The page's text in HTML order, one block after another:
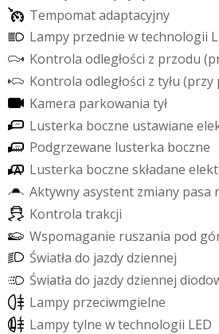
Tempomatadaptacyjny
Lampy przednie wtechnologii L
Kontrola odległości z przodu (p
Kontrola odległości z tyłu (przy
Kamera parkowania tył
Lusterka boczne ustawiane ele
Podgrzewane lusterka boczne
Lusterka boczne składane elekt
Aktywnyasystent zmiany pasa r
Kontrola trakcji
Wspomaganie ruszania pod gó
Światła do jazdydziennej
Światła do jazdydziennej diodo
Lampy przeciwmgielne
Lampytylne wtechnologii LED